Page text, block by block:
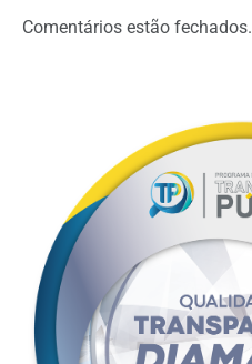
Comentários estão fechados.